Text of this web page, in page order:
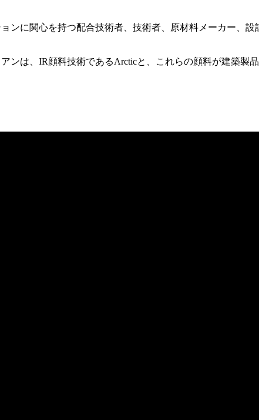
ンに関心を持つ配合技術者、技術者、原材料メーカー、
ンは、IR顔料技術であるArcticと、これらの顔料が建築製